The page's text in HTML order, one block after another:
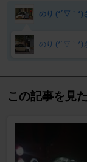
のり (*´▽｀*)
のり (*´▽｀*)
この記事を見